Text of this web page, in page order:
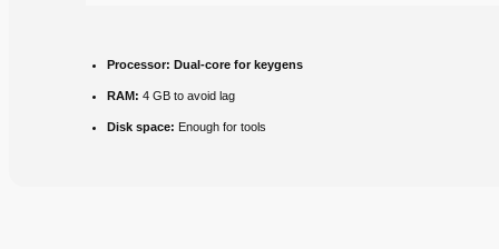
Processor: Dual-core for keygens
RAM: 4 GB to avoid lag
Disk space: Enough for tools